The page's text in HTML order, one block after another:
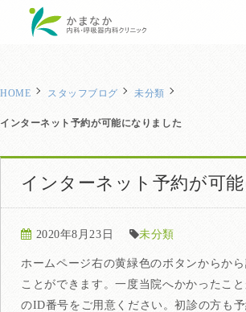
HOME スタッフブログ 未分類
インターネット予約が可能になりました
インターネット予約が可
2020年8月23日 未分類
ホームページ右の黄緑色のボタンからか
ことができます。一度当院へかかったこ
のID番号をご用意ください。初診の方も